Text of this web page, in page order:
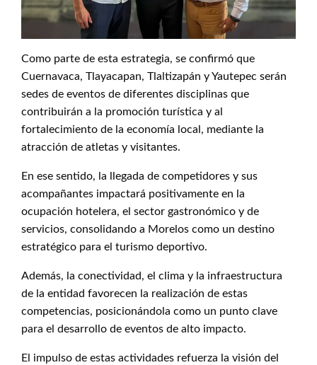
Como parte de esta estrategia, se confirmó que
Cuernavaca, Tlayacapan, Tlaltizapán y Yautepec serán
sedes de eventos de diferentes disciplinas que
contribuirán a la promoción turística y al
fortalecimiento de la economía local, mediante la
atracción de atletas y visitantes.
En ese sentido, la llegada de competidores y sus
acompañantes impactará positivamente en la
ocupación hotelera, el sector gastronómico y de
servicios, consolidando a Morelos como un destino
estratégico para el turismo deportivo.
Además, la conectividad, el clima y la infraestructura
de la entidad favorecen la realización de estas
competencias, posicionándola como un punto clave
para el desarrollo de eventos de alto impacto.
El impulso de estas actividades refuerza la visión del